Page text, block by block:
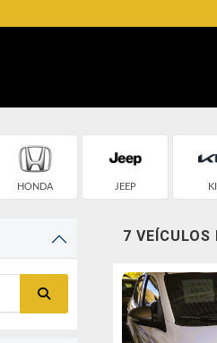
HONDA JEEP
7 VEÍCULOS